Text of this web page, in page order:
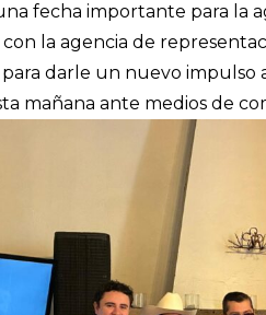
fecha importante para la
la agencia de
para darle un nuevo impulso
mañana ante medios de